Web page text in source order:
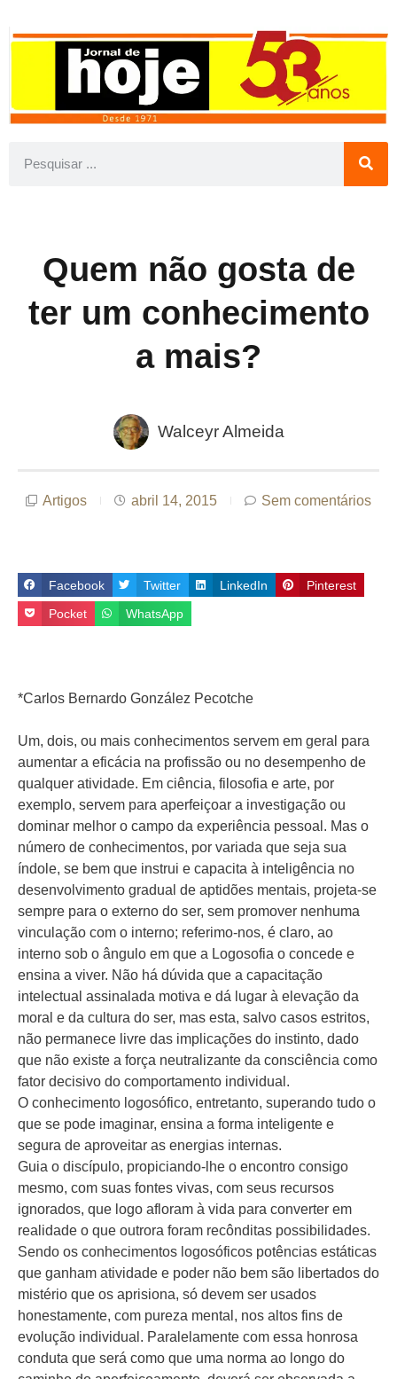
Quem não gosta de
ter um conhecimento
a mais?
Walceyr Almeida
Artigos abril 14, 2015 Sem comentários
Facebook Twitter LinkedIn Pinterest
Pocket WhatsApp
*Carlos Bernardo González Pecotche
Um, dois, ou mais conhecimentos servem em geral para
aumentar a eficácia na profissão ou no desempenho de
qualquer atividade. Em ciência, filosofia e arte, por
exemplo, servem para aperfeiçoar a investigação ou
dominar melhor o campo da experiência pessoal. Mas o
número de conhecimentos, por variada que seja sua
índole, se bem que instrui e capacita à inteligência no
desenvolvimento gradual de aptidões mentais, projeta-se
sempre para o externo do ser, sem promover nenhuma
vinculação com o interno; referimo-nos, é claro, ao
interno sob o ângulo em que a Logosofia o concede e
ensina a viver. Não há dúvida que a capacitação
intelectual assinalada motiva e dá lugar à elevação da
moral e da cultura do ser, mas esta, salvo casos estritos,
não permanece livre das implicações do instinto, dado
que não existe a força neutralizante da consciência como
fator decisivo do comportamento individual.
O conhecimento logosófico, entretanto, superando tudo o
que se pode imaginar, ensina a forma inteligente e
segura de aproveitar as energias internas.
Guia o discípulo, propiciando-lhe o encontro consigo
mesmo, com suas fontes vivas, com seus recursos
ignorados, que logo afloram à vida para converter em
realidade o que outrora foram recônditas possibilidades.
Sendo os conhecimentos logosóficos potências estáticas
que ganham atividade e poder não bem são libertados do
mistério que os aprisiona, só devem ser usados
honestamente, com pureza mental, nos altos fins de
evolução individual. Paralelamente com essa honrosa
conduta que será como que uma norma ao longo do